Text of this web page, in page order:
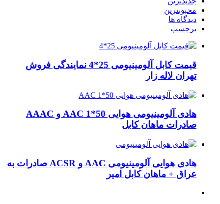
محبوبترین
دیدگاه ها
برچسب
قیمت کابل آلومینیومی 25*4 نمایندگی فروش
تهران لاله زار
هادی آلومینیومی هوایی 50*1 AAC و AAAC
صادرات ماهان کابل
هادی هوایی آلومینیومی AAC و ACSR صادرات به
عراق + ماهان کابل امیر